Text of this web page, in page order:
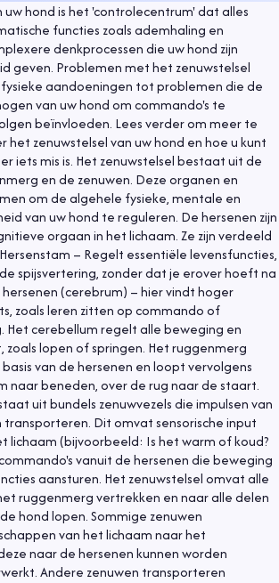
uw hond is het 'controlecentrum' dat alles
functies zoals ademhaling en
denkprocessen die uw hond zijn
geven. Problemen met het zenuwstelsel
aandoeningen tot problemen die de
van uw hond om commando's te
beïnvloeden. Lees verder om meer te
zenuwstelsel van uw hond en hoe u kunt
iets mis is. Het zenuwstelsel bestaat uit de
en de zenuwen. Deze organen en
om de algehele fysieke, mentale en
van uw hond te reguleren. De hersenen zijn
orgaan in het lichaam. Ze zijn verdeeld
– Regelt essentiële levensfuncties,
spijsvertering, zonder dat je erover hoeft na
(cerebrum) – hier vindt hoger
zoals leren zitten op commando of
Het cerebellum regelt alle beweging en
lopen of springen. Het ruggenmerg
van de hersenen en loopt vervolgens
naar beneden, over de rug naar de staart.
uit bundels zenuwvezels die impulsen van
transporteren. Dit omvat sensorische input
lichaam (bijvoorbeeld: Is het warm of koud?
vanuit de hersenen die beweging
aansturen. Het zenuwstelsel omvat alle
ruggenmerg vertrekken en naar alle delen
hond lopen. Sommige zenuwen
van het lichaam naar het
naar de hersenen kunnen worden
Andere zenuwen transporteren